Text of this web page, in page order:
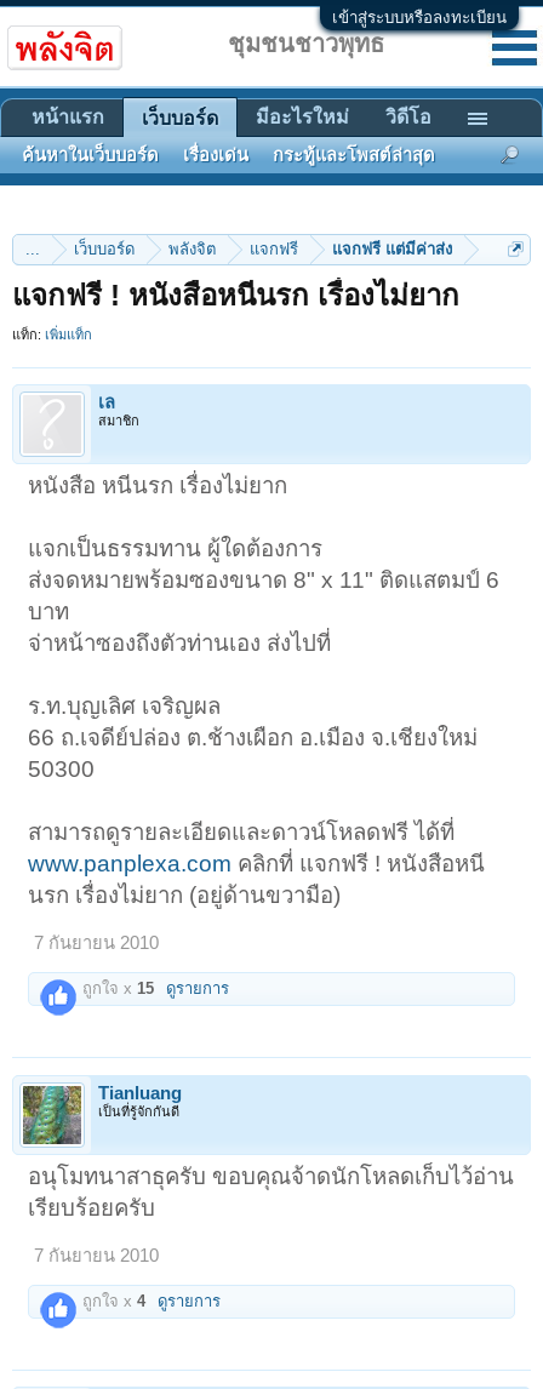
เข้าสู่ระบบหรือลงทะเบียน
... เว็บบอร์ด พลังจิต แจกฟรี แจกฟรี แต่มีค่าส่ง
แจกฟรี ! หนังสือหนีนรก เรื่องไม่ยาก
แท็ก: เพิ่มแท็ก
เล
สมาชิก
หนังสือ หนีนรก เรื่องไม่ยาก
แจกเป็นธรรมทาน ผู้ใดต้องการ
ส่งจดหมายพร้อมซองขนาด 8" x 11" ติดแสตมป์ 6
บาท
จ่าหน้าซองถึงตัวท่านเอง ส่งไปที่
ร.ท.บุญเลิศ เจริญผล
66 ถ.เจดีย์ปล่อง ต.ช้างเผือก อ.เมือง จ.เชียงใหม่
50300
สามารถดูรายละเอียดและดาวน์โหลดฟรี ได้ที่
www.panplexa.com คลิกที่ แจกฟรี ! หนังสือหนี
นรก เรื่องไม่ยาก (อยู่ด้านขวามือ)
7 กันยายน 2010
ถูกใจ x15 ดูรายการ
Tianluang
เป็นที่รู้จักกันดี
อนุโมทนาสาธุครับ ขอบคุณจ้าดนักโหลดเก็บไว้อ่าน
เรียบร้อยครับ
7 กันยายน 2010
ถูกใจ x4 ดูรายการ
ชุมชนชาวพุทธ
หน้าแรก เว็บบอร์ด
ค้นหาในเว็บบอร์ด เรื่องเด่น กระทู้และโพสต์ล่าสุด
มีอะไรใหม่ วิดีโอ